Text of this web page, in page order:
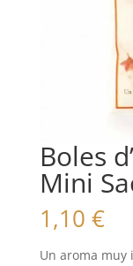
Boles
Mini
1,10 €
Un aroma